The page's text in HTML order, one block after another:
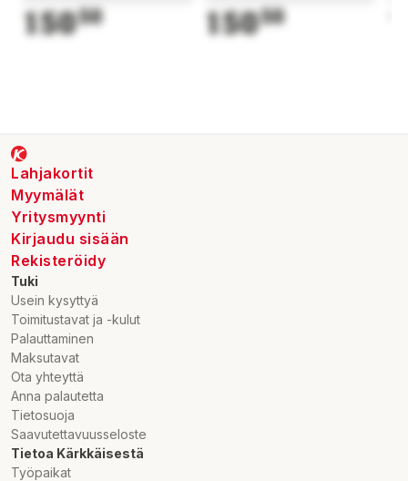
15050 15050
Lahjakortit
Myymälät
Yritysmyynti
Kirjaudu sisään
Rekisteröidy
Tuki
Usein kysyttyä
Toimitustavat ja -kulut
Palauttaminen
Maksutavat
Ota yhteyttä
Anna palautetta
Tietosuoja
Saavutettavuusseloste
Tietoa Kärkkäisestä
Työpaikat